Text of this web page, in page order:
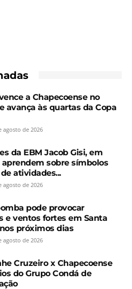
a Chapecoense no
avança às quartas da Copa
agosto de 2026
da EBM Jacob Gisi, em
aprendem sobre símbolos
atividades...
agosto de 2026
pode provocar
e ventos fortes em Santa
próximos dias
agosto de 2026
Cruzeiro x Chapecoense
do Grupo Condá de